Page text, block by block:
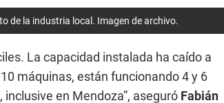
de la industria local. Imagen de archivo.
La capacidad instalada ha caído a
máquinas, están funcionando 4 y 6
en Mendoza”, aseguró Fabián